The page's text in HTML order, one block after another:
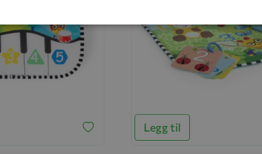
Legg til